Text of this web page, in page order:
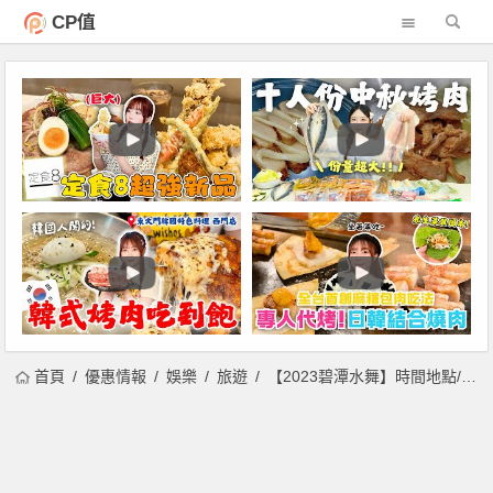
CP值
首頁 優惠情報 娛樂 旅遊 【2023碧潭水舞】時間地點/表演節目表/煙火及市集活動/交通一次看！